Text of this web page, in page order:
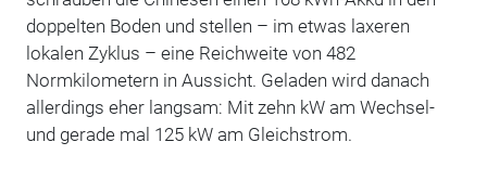
doppelten Boden und stellen – im etwas laxeren
lokalen Zyklus – eine Reichweite von 482
Normkilometern in Aussicht. Geladen wird danach
allerdings eher langsam: Mit zehn kW am Wechsel-
und gerade mal 125 kW am Gleichstrom.